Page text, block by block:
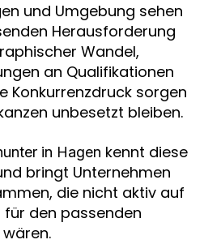
und Umgebung sehen
Herausforderung
Wandel,
an Qualifikationen
Konkurrenzdruck sorgen
unbesetzt bleiben.
in Hagen kennt diese
bringt Unternehmen
die nicht aktiv auf
den passenden